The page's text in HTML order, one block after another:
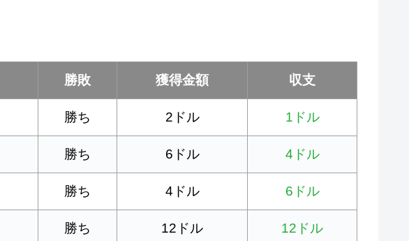
勝敗 獲得金額 収支
勝ち 2ドル 1ドル
勝ち 6ドル 4ドル
勝ち 4ドル 6ドル
勝ち 12ドル 12ドル